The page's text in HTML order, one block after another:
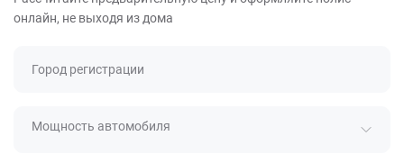
онлайн, не выходя из дома
Город регистрации
Мощность автомобиля